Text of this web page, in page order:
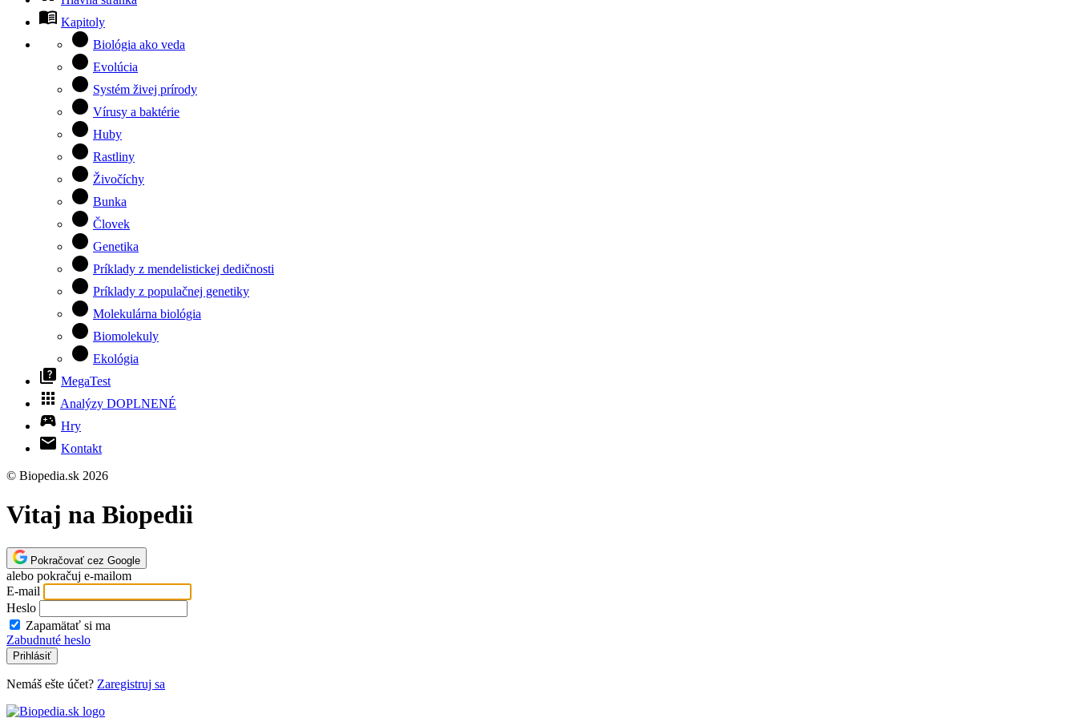
menu_book Kapitoly
circle Biológia ako veda
circle Evolúcia
circle Systém živej prírody
circle Vírusy a baktérie
circle Huby
circle Rastliny
circle Živočíchy
circle Bunka
circle Človek
circle Genetika
circle Príklady z mendelistickej dedičnosti
circle Príklady z populačnej genetiky
circle Molekulárna biológia
circle Biomolekuly
circle Ekológia
quiz MegaTest
apps Analýzy DOPLNENÉ
sports_esports Hry
mail Kontakt
© Biopedia.sk 2026
Vitaj na Biopedii
Pokračovať cez Google
alebo pokračuj e-mailom
E-mail
Heslo
Zapamätať si ma
Zabudnuté heslo
Prihlásiť
Nemáš ešte účet? Zaregistruj sa